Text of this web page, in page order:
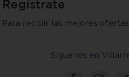
Regístrate
Para recibir las mejores ofertas
Síguenos en